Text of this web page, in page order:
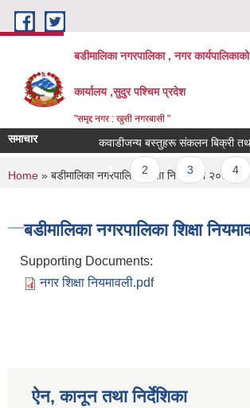
Skip to main content
बडीमालिका नगरपालिका , नगर कार्यपालिकाको
कार्यालय ,सुदुर पश्चिम प्रदेश
"समृद्द नगर : खुसी नगरबासी "
समाचार कवाडीजन्य बस्तुहरू संकलन बिक्री तथा
Pages
1 2 3
You are here
Home » बडीमालिका नगरपालिका शिक्षा नियमावली २०७४
बडीमालिका नगरपालिका शिक्षा
Supporting Documents:
नगर शिक्षा नियमावली.pdf
ऐन, कानून तथा निर्देशिका